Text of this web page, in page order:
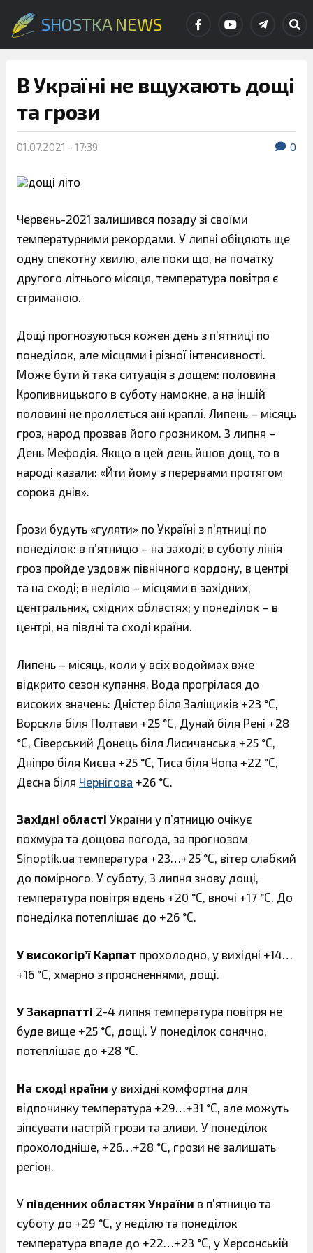
SHOSTKA NEWS
В Україні не вщухають дощі
та грози
01.07.2021 - 17:39 0
Червень-2021 залишився позаду зі своїми
температурними рекордами. У липні обіцяють ще
одну спекотну хвилю, але поки що, на початку
другого літнього місяця, температура повітря є
стриманою.
Дощі прогнозуються кожен день з п’ятниці по
понеділок, але місцями і різної інтенсивності.
Може бути й така ситуація з дощем: половина
Кропивницького в суботу намокне, а на іншій
половині не проллється ані краплі. Липень – місяць
гроз, народ прозвав його грозником. 3 липня –
День Мефодія. Якщо в цей день йшов дощ, то в
народі казали: «Йти йому з перервами протягом
сорока днів».
Грози будуть «гуляти» по Україні з п’ятниці по
понеділок: в п’ятницю – на заході; в суботу лінія
гроз пройде уздовж північного кордону, в центрі
та на сході; в неділю – місцями в західних,
центральних, східних областях; у понеділок – в
центрі, на півдні та сході країни.
Липень – місяць, коли у всіх водоймах вже
відкрито сезон купання. Вода прогрілася до
високих значень: Дністер біля Заліщиків +23 °С,
Ворскла біля Полтави +25 °С, Дунай біля Рені +28
°С, Сіверський Донець біля Лисичанська +25 °С,
Дніпро біля Києва +25 °С, Тиса біля Чопа +22 °С,
Десна біля Чернігова +26 °С.
Західні області України у п’ятницю очікує
похмура та дощова погода, за прогнозом
Sinoptik.ua температура +23…+25 °С, вітер слабкий
до помірного. У суботу, 3 липня знову дощі,
температура повітря вдень +20 °С, вночі +17 °С. До
понеділка потеплішає до +26 °С.
У високогір’ї Карпат прохолодно, у вихідні +14…
+16 °С, хмарно з проясненнями, дощі.
У Закарпатті 2-4 липня температура повітря не
буде вище +25 °С, дощі. У понеділок сонячно,
потеплішає до +28 °С.
На сході країни у вихідні комфортна для
відпочинку температура +29…+31 °С, але можуть
зіпсувати настрій грози та зливи. У понеділок
прохолодніше, +26…+28 °С, грози не залишать
регіон.
У південних областях України в п’ятницю та
суботу до +29 °С, у неділю та понеділок
температура впаде до +22…+23 °С, у Херсонській